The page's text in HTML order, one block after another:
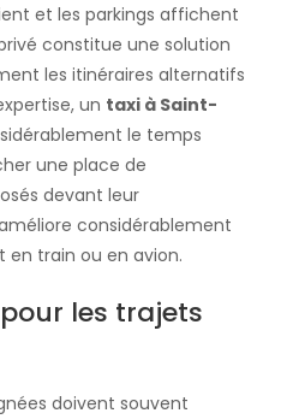
et les parkings affichent
constitue une solution
les itinéraires alternatifs
un taxi à Saint-
le temps
une place de
devant leur
considérablement
en train ou en avion.
les trajets
doivent souvent